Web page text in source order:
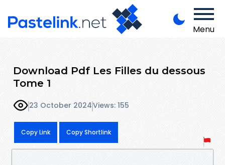
Menu
Download Pdf Les Filles du dessous
Tome 1
23 October 2024Views: 155
Copy Link Copy Shortlink